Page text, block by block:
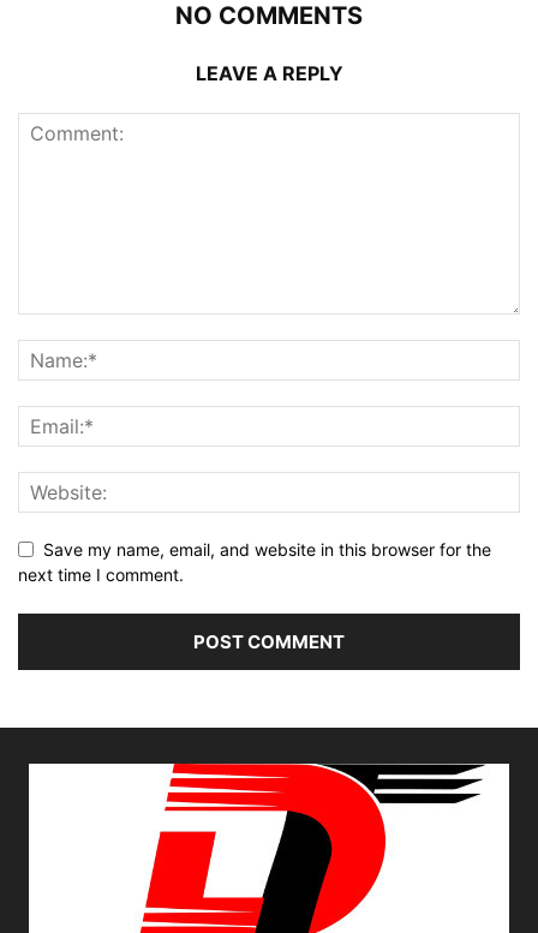
NO COMMENTS
LEAVE A REPLY
Save my name, email, and website in this browser for the
next time I comment.